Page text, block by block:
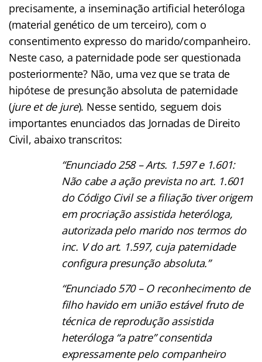
precisamente, a inseminação artificial heteróloga
(material genético de um terceiro), com o
consentimento expresso do marido/companheiro.
Neste caso, a paternidade pode ser questionada
posteriormente? Não, uma vez que se trata de
hipótese de presunção absoluta de paternidade
(jure et de jure). Nesse sentido, seguem dois
importantes enunciados das Jornadas de Direito
Civil, abaixo transcritos:
“Enunciado 258 – Arts. 1.597 e 1.601:
Não cabe a ação prevista no art. 1.601
do Código Civil se a filiação tiver origem
em procriação assistida heteróloga,
autorizada pelo marido nos termos do
inc. V do art. 1.597, cuja paternidade
configura presunção absoluta.”
“Enunciado 570 – O reconhecimento de
filho havido em união estável fruto de
técnica de reprodução assistida
heteróloga “a patre” consentida
expressamente pelo companheiro